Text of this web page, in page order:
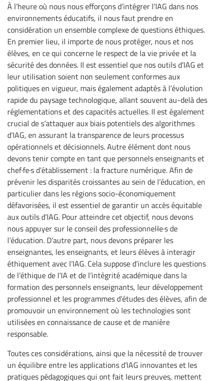
À l’heure où nous nous efforçons d’intégrer l’IAG dans nos
environnements éducatifs, il nous faut prendre en
considération un ensemble complexe de questions éthiques.
En premier lieu, il importe de nous protéger, nous et nos
élèves, en ce qui concerne le respect de la vie privée et la
sécurité des données. Il est essentiel que nos outils d’IAG et
leur utilisation soient non seulement conformes aux
politiques en vigueur, mais également adaptés à l’évolution
rapide du paysage technologique, allant souvent au-delà des
réglementations et des capacités actuelles. Il est également
crucial de s’attaquer aux biais potentiels des algorithmes
d’IAG, en assurant la transparence de leurs processus
opérationnels et décisionnels. Autre élément dont nous
devons tenir compte en tant que personnels enseignants et
chef·fe·s d’établissement : la fracture numérique. Afin de
prévenir les disparités croissantes au sein de l’éducation, en
particulier dans les régions socio-économiquement
défavorisées, il est essentiel de garantir un accès équitable
aux outils d’IAG. Pour atteindre cet objectif, nous devons
nous appuyer sur le conseil des professionnel·le·s de
l’éducation. D’autre part, nous devons préparer les
enseignantes, les enseignants, et leurs élèves à interagir
éthiquement avec l’IAG. Cela suppose d’inclure les questions
de l’éthique de l’IA et de l’intégrité académique dans la
formation des personnels enseignants, leur développement
professionnel et les programmes d’études des élèves, afin de
promouvoir un environnement où les technologies sont
utilisées en connaissance de cause et de manière
responsable.
Toutes ces considérations, ainsi que la nécessité de trouver
un équilibre entre les applications d’IAG innovantes et les
pratiques pédagogiques qui ont fait leurs preuves, mettent